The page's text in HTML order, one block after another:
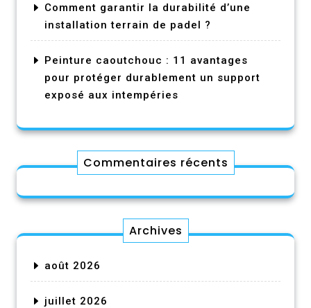
Comment garantir la durabilité d’une
installation terrain de padel ?
Peinture caoutchouc : 11 avantages
pour protéger durablement un support
exposé aux intempéries
Commentaires récents
Archives
août 2026
juillet 2026